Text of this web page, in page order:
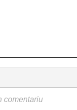
comentariu